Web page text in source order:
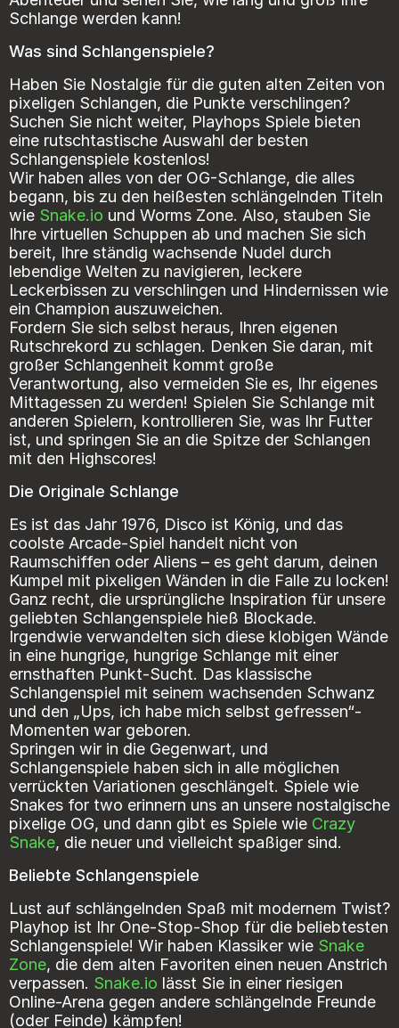
Schlange werden kann!
Was sind Schlangenspiele?
Haben Sie Nostalgie für die guten alten Zeiten von
pixeligen Schlangen, die Punkte verschlingen?
Suchen Sie nicht weiter, Playhops Spiele bieten
eine rutschtastische Auswahl der besten
Schlangenspiele kostenlos!
Wir haben alles von der OG-Schlange, die alles
begann, bis zu den heißesten schlängelnden Titeln
wie Snake.io und Worms Zone. Also, stauben Sie
Ihre virtuellen Schuppen ab und machen Sie sich
bereit, Ihre ständig wachsende Nudel durch
lebendige Welten zu navigieren, leckere
Leckerbissen zu verschlingen und Hindernissen wie
ein Champion auszuweichen.
Fordern Sie sich selbst heraus, Ihren eigenen
Rutschrekord zu schlagen. Denken Sie daran, mit
großer Schlangenheit kommt große
Verantwortung, also vermeiden Sie es, Ihr eigenes
Mittagessen zu werden! Spielen Sie Schlange mit
anderen Spielern, kontrollieren Sie, was Ihr Futter
ist, und springen Sie an die Spitze der Schlangen
Die Originale Schlange
Es ist das Jahr 1976, Disco ist König, und das
coolste Arcade-Spiel handelt nicht von
Raumschiffen oder Aliens – es geht darum, deinen
Kumpel mit pixeligen Wänden in die Falle zu locken!
Ganz recht, die ursprüngliche Inspiration für unsere
geliebten Schlangenspiele hieß Blockade.
Irgendwie verwandelten sich diese klobigen Wände
in eine hungrige, hungrige Schlange mit einer
ernsthaften Punkt-Sucht. Das klassische
Schlangenspiel mit seinem wachsenden Schwanz
und den „Ups, ich habe mich selbst gefressen“-
Momenten war geboren.
Springen wir in die Gegenwart, und
Schlangenspiele haben sich in alle möglichen
verrückten Variationen geschlängelt. Spiele wie
Snakes for two erinnern uns an unsere nostalgische
pixelige OG, und dann gibt es Spiele wie Crazy
Snake
Beliebte Schlangenspiele
Lust auf schlängelnden Spaß mit modernem Twist?
Playhop ist Ihr One-Stop-Shop für die beliebtesten
Schlangenspiele! Wir haben Klassiker wie Snake
Zone, die dem alten Favoriten einen neuen Anstrich
verpassen. Snake.io lässt Sie in einer riesigen
Online-Arena gegen andere schlängelnde Freunde